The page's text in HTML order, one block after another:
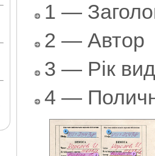
1 —
2 — Автор
3 — Рік
4 —